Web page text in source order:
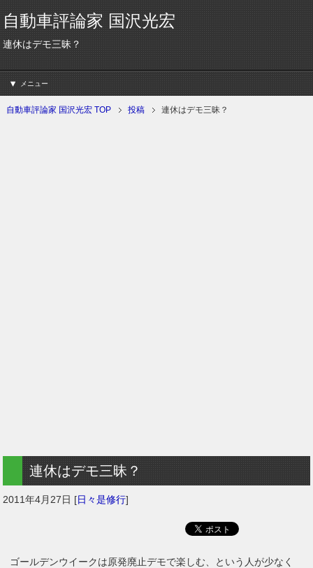
自動車評論家 国沢光宏
連休はデモ三昧？
メニュー
自動車評論家 国沢光宏 TOP 投稿 連休はデモ三昧？
連休はデモ三昧？
2011年4月27日 [日々是修行]
ゴールデンウイークは原発廃止デモで楽しむ、という人が少なく